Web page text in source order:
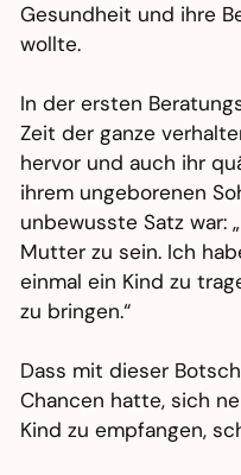
Gesundheit und ihre
wollte.
In der ersten
Zeit der ganze
hervor und auch ihr
ihrem ungeborenen
unbewusste Satz war:
Mutter zu sein. Ich
einmal ein Kind zu
zu bringen.“
Dass mit dieser
Chancen hatte, sich
Kind zu empfangen,